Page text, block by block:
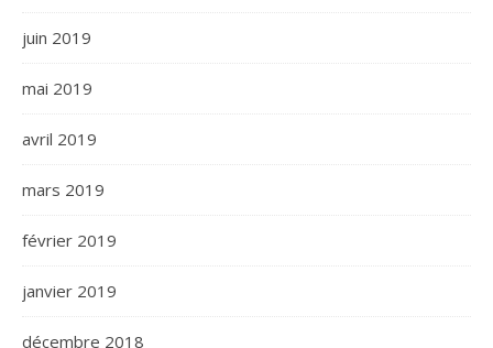
juin 2019
mai 2019
avril 2019
mars 2019
février 2019
janvier 2019
décembre 2018